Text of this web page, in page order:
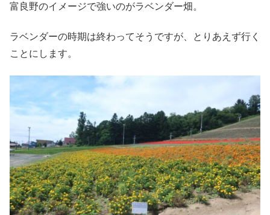
富良野のイメージで強いのがラベンダー畑。
ラベンダーの時期は終わってそうですが、とりあえず行く
ことにします。